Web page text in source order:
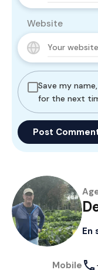
Website
Save my
for the next
En
Mobile